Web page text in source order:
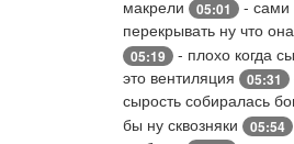
макрели
05:01 - сами
перекрывать ну что
05:19 - плохо когда
это вентиляция
05:31
сырость собиралась
бы ну сквозняки
05:54